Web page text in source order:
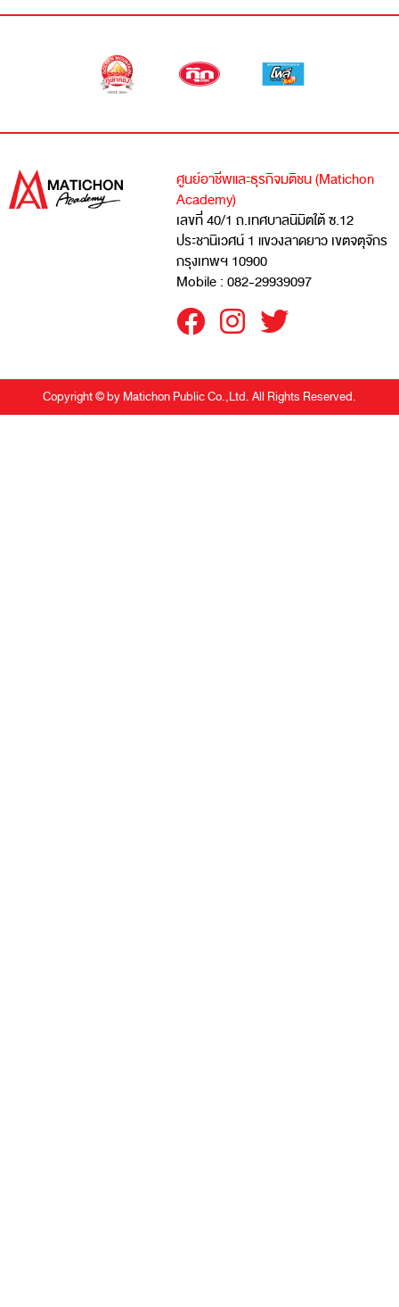
ศูนย์อาชีพและธุรกิจมติชน (Matichon
Academy)
เลขที่ 40/1 ถ.เทศบาลนิมิตใต้ ซ.12
ประชานิเวศน์ 1 แขวงลาดยาว เขตจตุจักร
กรุงเทพฯ 10900
Mobile : 082-29939097
Copyright © by Matichon Public Co.,Ltd. All Rights Reserved.